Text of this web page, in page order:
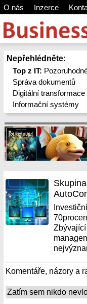
O nás Inzerce
Nepřehlédněte:
Top z IT:
Správa dokumentů
Digitální transformace
Informační systémy
Komentáře, názory a
Zatím sem nikdo